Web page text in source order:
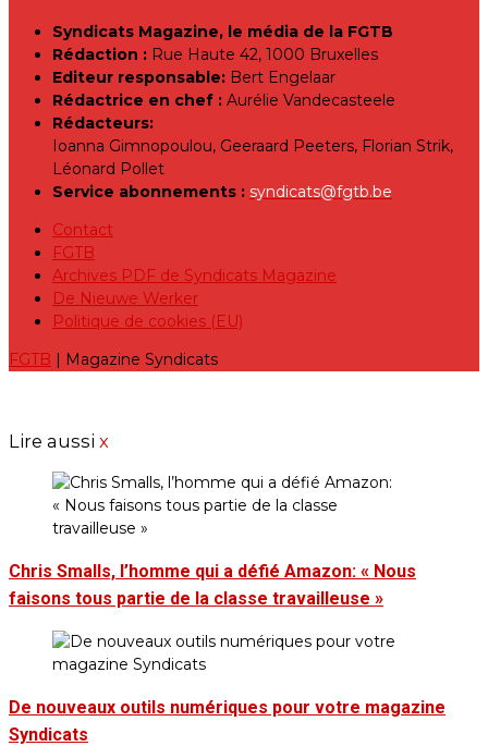
Syndicats Magazine, le média de la FGTB
Rédaction : Rue Haute 42, 1000 Bruxelles
Editeur responsable: Bert Engelaar
Rédactrice en chef : Aurélie Vandecasteele
Rédacteurs:
Ioanna Gimnopoulou, Geeraard Peeters, Florian Strik,
Léonard Pollet
Service abonnements : syndicats@fgtb.be
Contact
FGTB
Archives PDF de Syndicats Magazine
De Nieuwe Werker
Politique de cookies (EU)
FGTB | Magazine Syndicats
Lire aussi x
Chris Smalls, l’homme qui a défié Amazon: « Nous
faisons tous partie de la classe travailleuse »
De nouveaux outils numériques pour votre magazine
Syndicats